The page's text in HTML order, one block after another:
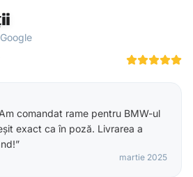
comandat rame pentru BMW-ul
exact ca în poză. Livrarea a
”
martie 2025